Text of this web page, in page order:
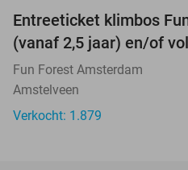
Entreeticket klimbos
(vanaf 2,5 jaar) en/of
Fun Forest Amsterdam
Amstelveen
Verkocht: 1.879